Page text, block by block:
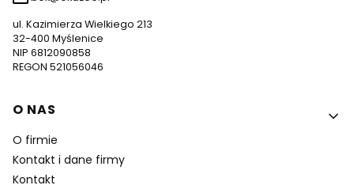
ul. Kazimierza Wielkiego 213
32-400 Myślenice
NIP 6812090858
REGON 521056046
Linki w stopce
O NAS
O firmie
Kontakt i dane firmy
Kontakt